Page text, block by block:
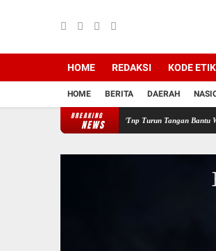
HOME REDAKSI KODE ETIK
HOME BERITA DAERAH
BREAKING
NEWS
Babinsa Koramil 12/Tnp Turun Tangan Bantu Warga Panen